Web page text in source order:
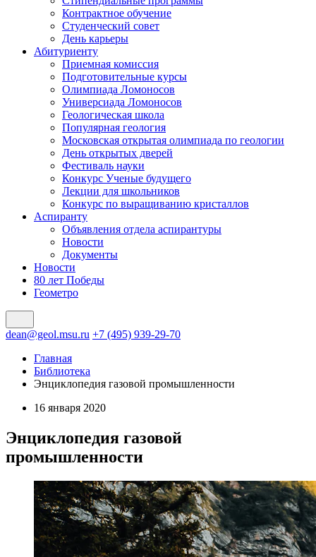
Контрактное обучение
Студенческий совет
День карьеры
Абитуриенту
Приемная комиссия
Подготовительные курсы
Олимпиада Ломоносов
Универсиада Ломоносов
Геологическая школа
Популярная геология
Московская открытая олимпиада по геологии
День открытых дверей
Фестиваль науки
Конкурс Ученые будущего
Лекции для школьников
Конкурс по выращиванию кристаллов
Аспиранту
Объявления отдела аспирантуры
Новости
Документы
Новости
80 лет Победы
Геометро
dean@geol.msu.ru +7 (495) 939-29-70
Главная
Библиотека
Энциклопедия газовой промышленности
16 января 2020
Энциклопедия газовой
промышленности